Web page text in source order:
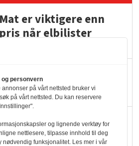
Mat er viktigere enn
pris når elbilister
ned hver måned
kylling og 98
personvern
på vårt nettsted bruker vi
på vårt nettsted. Du kan reservere
og lignende verktøy for
nettlesere, tilpasse innhold til deg
nødvendig funksjonalitet. Les mer i vår